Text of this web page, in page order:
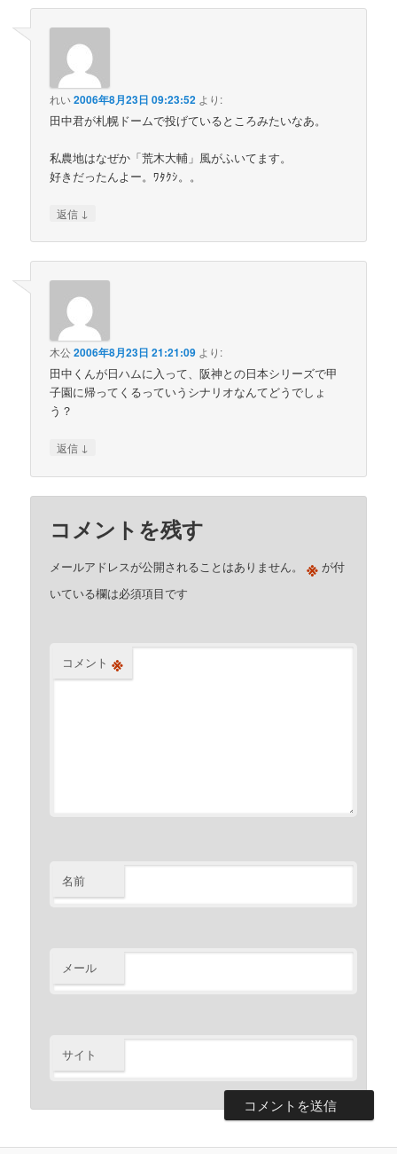
れい2006年8月23日 09:23:52 より:
田中君が札幌ドームで投げているところみたいなあ。
私農地はなぜか「荒木大輔」風がふいてます。
好きだったんよー。ﾜﾀｸｼ。。
返信 ↓
木公2006年8月23日 21:21:09 より:
田中くんが日ハムに入って、阪神との日本シリーズで甲
子園に帰ってくるっていうシナリオなんてどうでしょ
う？
返信 ↓
コメントを残す
メールアドレスが公開されることはありません。 ※ が付
いている欄は必須項目です
コメント ※
名前
メール
サイト